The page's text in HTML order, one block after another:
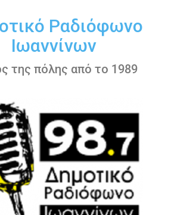
Ραδιόφωνο
Ιωαννίνων
της πόλης από το 1989